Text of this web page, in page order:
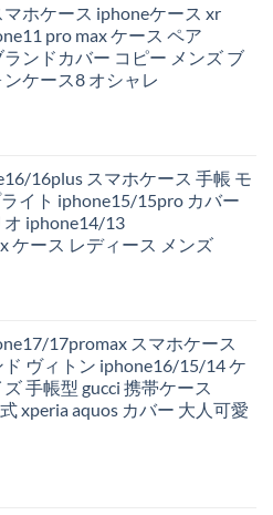
ホケース iphoneケース xr
pro max ケース ペア
ランドカバー コピー メンズ ブ
ケース8 オシャレ
16plus スマホケース 手帳 モ
イト iphone15/15pro カバー
オ iphone14/13
ケース レディース メンズ
17promax スマホケース
ヴィトン iphone16/15/14 ケ
手帳型 gucci 携帯ケース
xperia aquos カバー 大人可愛